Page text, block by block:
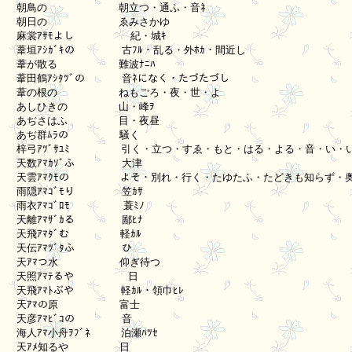
朝鳥の　　　　　　　朝立つ・通ふ・音ﾈ
朝日の　　　　　　　ゑみさかゆ
麻裳ｱｻﾓよし         紀・城ｷ
葦垣ｱｼｶﾞｷの 　　　　古ﾌﾙ・乱る・外ﾎｶ・間近し
葦が散る　　　　　　難波ﾅﾆﾊ
葦田鶴ｱｼﾀﾂﾞの　　　 音ﾈになく・たづたづし
葦の根の　　　　　　ねもごろ・夜・世・よ
あしひきの　　　　　山・峰ｦ
あぢさはふ　　　　　目・夜昼
あぢ群ﾑﾗの　　　　　騒く
梓弓ｱﾂﾞｻﾕﾐ　　　　　引く・立つ・すゑ・もと・はる・よる・音・い・
天数ｱﾏｶｿﾞふ　　　　 大津
天雲ｱﾏｸﾓの　　　　　よそ・別れ・行く・たゆたふ・たどきも知らず・
雨隠ｱﾏｺﾞﾓり　　　　 笠ｶｻ
雨衣ｱﾏｺﾞﾛﾓ 　　　　 蓑ﾐﾉ
天離ｱﾏｻﾞｶる　　　　 鄙ﾋﾅ
天飛ｱﾏﾀﾞむ　　　　　軽ｶﾙ
天伝ｱﾏﾂﾞﾀふ 　　　　ひ
天ｱﾏつ水　　　　　　仰ぎ待つ
天照ｱﾏﾃるや　       日
天飛ｱﾏﾄぶや　　　　 軽ｶﾙ・領巾ﾋﾚ
天ｱﾏの原　　　　　　富士
天彦ｱﾏﾋﾞｺの 　　　　音
海人ｱﾏ小舟ｦﾌﾞﾈ　　　泊瀬ﾊﾂｾ
天ｱﾒ知るや　　　　　日